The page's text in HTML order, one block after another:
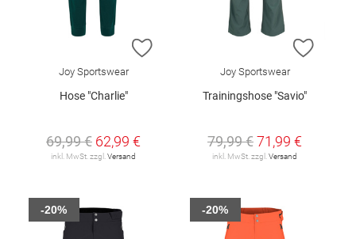
ZUR WUNSCHLISTE HINZUFÜGEN
Joy Sportswear
Hose "Charlie"
69,99 € 62,99 €
inkl. MwSt. zzgl.Versand
ZUR
Joy Sportswear
Trainingshose "Savio"
79,99 €71,99 €
inkl. MwSt. zzgl.Versand
-20% -20%